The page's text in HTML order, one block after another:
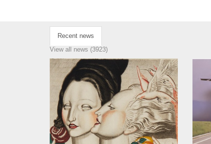
Recent news
View all news (3923)